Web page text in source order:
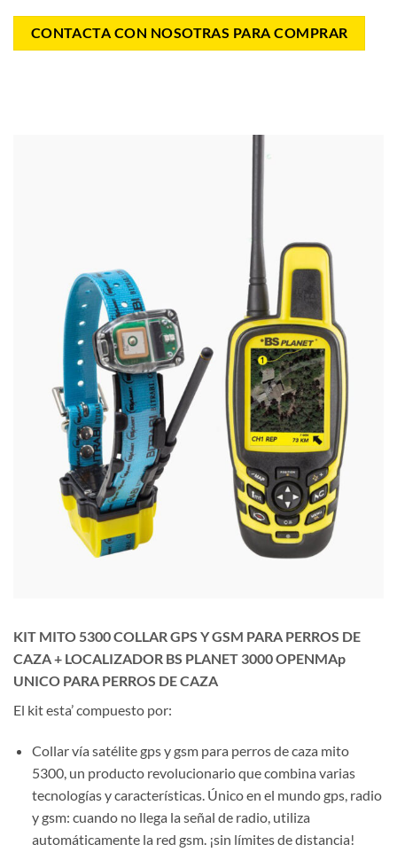
CONTACTA CON NOSOTRAS PARA COMPRAR
KIT MITO 5300 COLLAR GPS Y GSM PARA PERROS DE
CAZA + LOCALIZADOR BS PLANET 3000 OPENMAp
UNICO PARA PERROS DE CAZA
El kit esta’ compuesto por:
Collar vía satélite gps y gsm para perros de caza mito
5300, un producto revolucionario que combina varias
tecnologías y características. Único en el mundo gps, radio
y gsm: cuando no llega la señal de radio, utiliza
automáticamente la red gsm. ¡sin límites de distancia!